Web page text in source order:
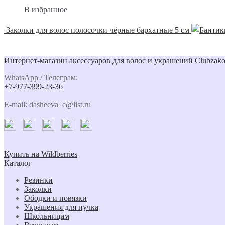
В избранное
Заколки для волос полосочки чёрные бархатные 5 см
Интернет-магазин аксессуаров для волос и украшений
WhatsApp / Телеграм:
+7-977-399-23-36
E-mail: dasheeva_e@list.ru
Купить на Wildberries
Каталог
Резинки
Заколки
Ободки и повязки
Украшения для пучка
Школьницам